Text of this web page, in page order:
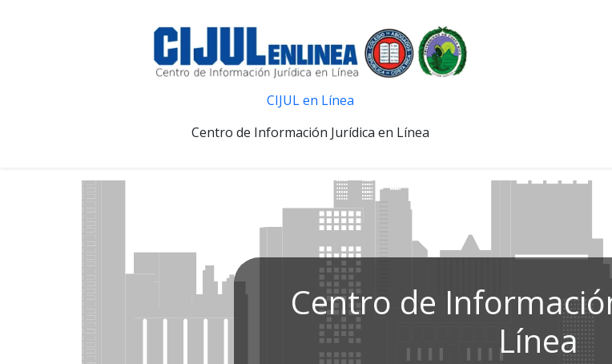
CIJUL en Línea
Centro de Información Jurídica en Línea
Centro de
Línea